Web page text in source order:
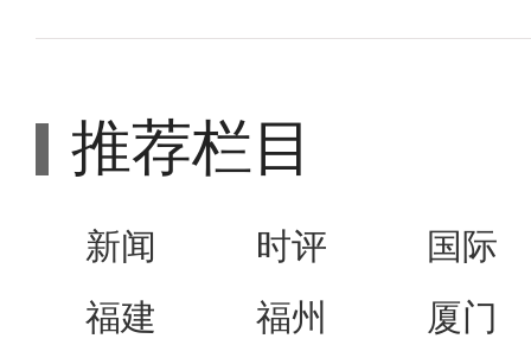
推荐栏目
新闻 时评
国际
福建
福州
厦门